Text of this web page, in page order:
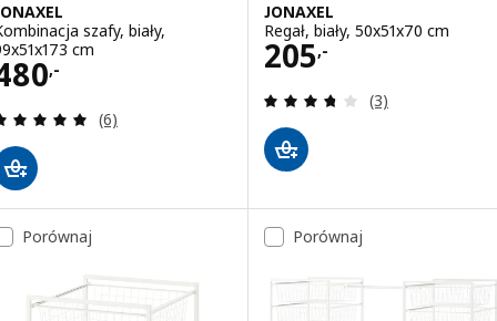
szafy, biały,
cm
,- 480,-
Recenzja: 5 z 5 gwiazdki. Łączna liczba recenzji:
(6)
JONAXEL
Regał, biały, 50x51x70 cm
205,-
Cena 205,-
Recenzja: 3.7
(3)
Porównaj Porównaj